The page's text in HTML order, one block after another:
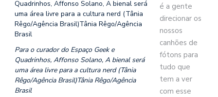
Para o curador do Espaço Geek e
Quadrinhos, Affonso Solano, A bienal será
uma área livre para a cultura nerd (Tânia
Rêgo/Agência Brasil)Tânia Rêgo/Agência
Brasil
é a gente
direcionar os
nossos
canhões de
fótons para
tudo que
tem a ver
com esse